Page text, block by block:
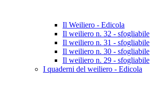
Il Weiliero - Edicola
Il weiliero n. 32 - sfogliabile
Il weiliero n. 31 - sfogliabile
Il weiliero n. 30 - sfogliabile
Il weiliero n. 29 - sfogliabile
I quaderni del weiliero - Edicola